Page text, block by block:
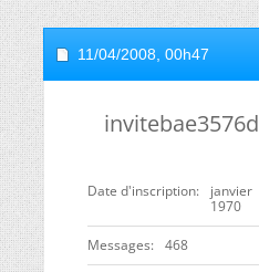
11/04/2008, 00h47
invitebae3576d
Date d'inscription
janvier
1970
Messages 468